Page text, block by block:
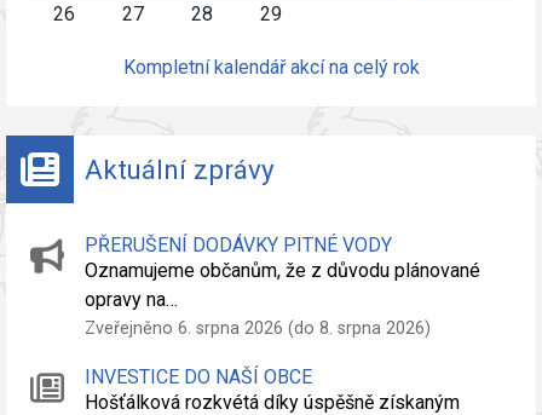
26
27 28 29
Kompletní kalendář akcí na celý rok
Aktuální zprávy
PŘERUŠENÍ DODÁVKY PITNÉ VODY
Oznamujeme občanům, že z důvodu plánované
opravy na…
Zveřejněno 6. srpna 2026 (do 8. srpna 2026)
INVESTICE DO NAŠÍ OBCE
Hošťálková rozkvétá díky úspěšně získaným